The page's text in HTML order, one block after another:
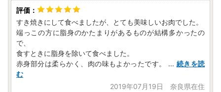
すき焼きにして食べましたが、とても美味しいお肉でした。
端っこの方に脂身のかたまりがあるものが結構多かったの
で、
食すときに脂身を除いて食べました。
赤身部分は柔らかく、肉の味もよかったです。 ... 続きを読
む
2019年07月19日 奈良県在住